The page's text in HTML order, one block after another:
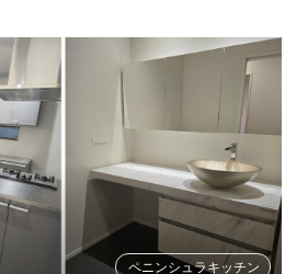
ペニンシュラキッチン